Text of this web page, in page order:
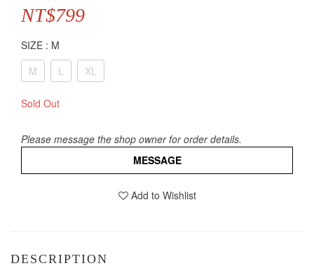
NT$799
SIZE : M
M
L XL
Sold Out
Please message the shop owner for order details.
MESSAGE
Add to Wishlist
DESCRIPTION